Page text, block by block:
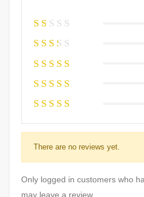
There are no reviews yet.
Only logged in customers who
may leave a review.